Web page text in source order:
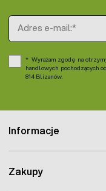
Informacje
Zakupy
Adres e-mail
Wyrażam zgodę na
handlowych pochodzących
814 Blizanów.